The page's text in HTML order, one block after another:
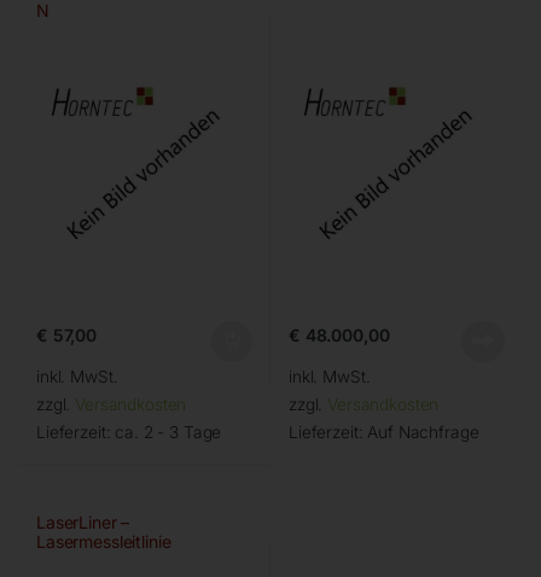
N
€ 57,00
inkl. MwSt.
zzgl. Versandkosten
Lieferzeit: ca. 2 - 3 Tage
€ 48.000,00
inkl. MwSt.
zzgl. Versandkosten
Lieferzeit: Auf Nachfrage
LaserLiner –
Lasermessleitlinie